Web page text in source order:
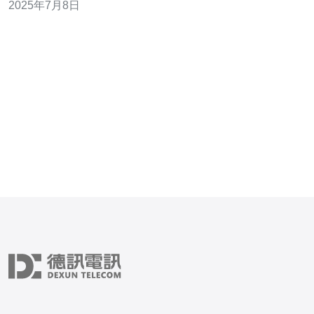
高防服务器机构至关重要。 香港作为一个国际化大都市，
2025年7月8日